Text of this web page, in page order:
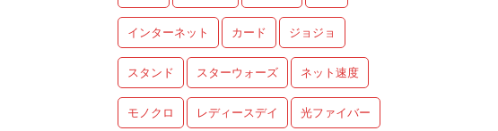
インターネット カード ジョジョ
スタンド スターウォーズ ネット速度
モノクロ レディースデイ 光ファイバー